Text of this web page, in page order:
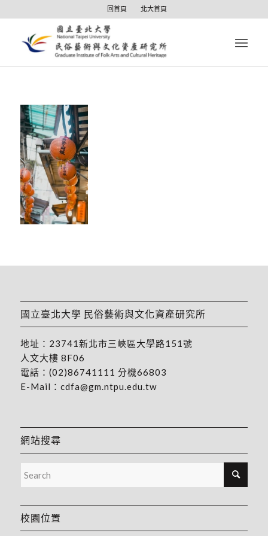
回首頁 北大首頁
國立臺北大學 民俗藝術與文化資產研究所
地址： 23741新北市三峽區大學路151號
人文大樓 8F06
電話： (02)86741111 分機66803
E-Mail： cdfa@gm.ntpu.edu.tw
網站搜尋
校園位置